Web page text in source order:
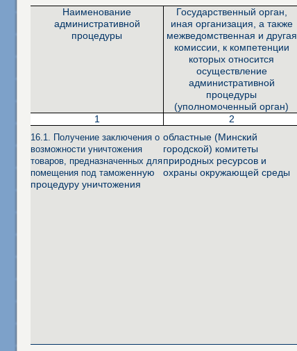
Наименование
административной
процедуры
Государственный орган,
иная организация, а также
межведомственная и другая
комиссии, к компетенции
которых относится
осуществление
административной
процедуры
(уполномоченный орган)
1 2
16.1. Получение заключения о
возможности уничтожения
товаров, предназначенных для
помещения под таможенную
процедуру уничтожения
областные (Минский
городской) комитеты
природных ресурсов и
охраны окружающей среды